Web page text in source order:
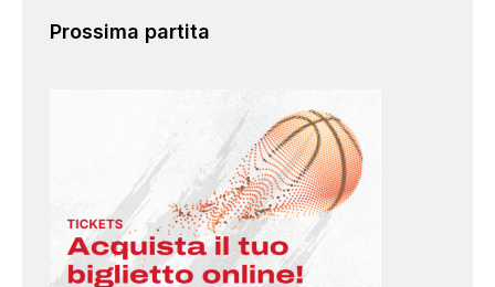
Prossima partita